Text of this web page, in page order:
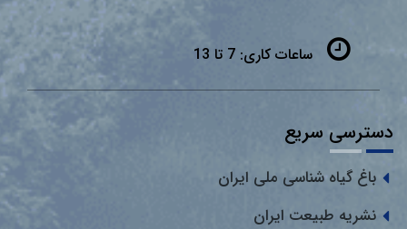
ساعات کاری: 7 تا 13
دسترسی سریع
باغ گیاه شناسی ملی ایران
نشریه طبیعت ایران